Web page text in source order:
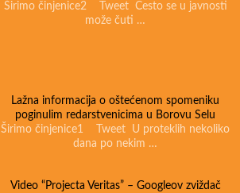
Širimo činjenice2 Tweet Često se u javnosti
može čuti …
Lažna informacija o oštećenom spomeniku
poginulim redarstvenicima u Borovu Selu
Širimo činjenice1 Tweet U proteklih nekoliko
dana po nekim …
Video “Projecta Veritas” – Googleov zviždač